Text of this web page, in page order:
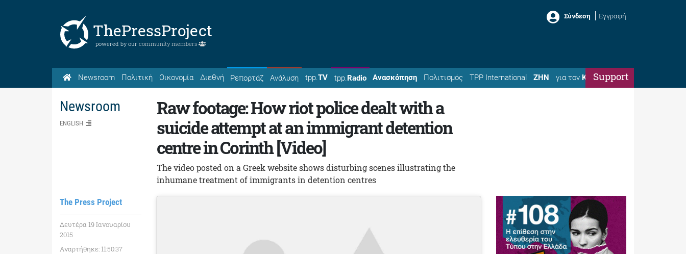
ThePressProject
powered by our community members
Σύνδεση Εγγραφή
Newsroom Πολιτική Οικονομία Διεθνή Ρεπορτάζ Ανάλυση tpp.TV tpp.Radio Ανασκόπηση Πολιτισμός TPP International ΖΗΝ για τον ΚώσταSupport
Newsroom
ENGLISH
The Press Project
Δευτέρα 19 Ιανουαρίου
2015
Αναρτήθηκε: 11:50:37
Raw footage: How riot police dealt with a
suicide attempt at an immigrant detention
centre in Corinth [Video]
The video posted on a Greek website shows disturbing scenes illustrating the
inhumane treatment of immigrants in detention centres